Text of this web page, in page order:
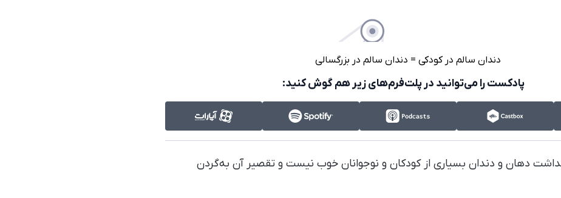
دندان سالم در کودکی = دندان سالم در بزرگسالی
پادکست را می‌توانید در پلت‌فرم‌های زیر هم گوش کنید:
دهان و دندان بسیاری از کودکان و نوجوانان خوب نیست و تقصیر آن به‌گردن